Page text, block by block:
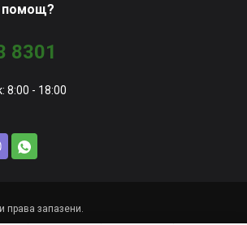
помощ?
8301
8:00 - 18:00
права запазени.